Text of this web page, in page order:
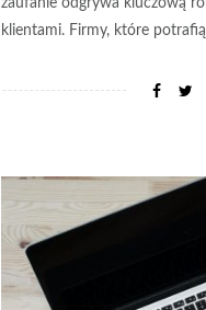
zaufanie odgrywa kluczową
klientami. Firmy, które